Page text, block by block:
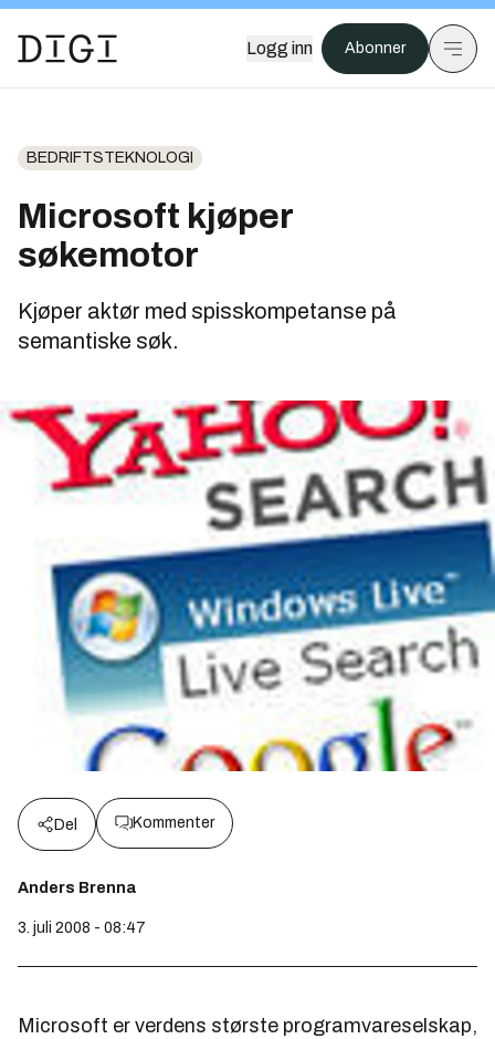
Logg inn Abonner
BEDRIFTSTEKNOLOGI
Microsoft kjøper
søkemotor
Kjøper aktør med spisskompetanse på
semantiske søk.
Del Kommenter
Anders Brenna
3. juli 2008 - 08:47
Microsoft er verdens største programvareselskap,